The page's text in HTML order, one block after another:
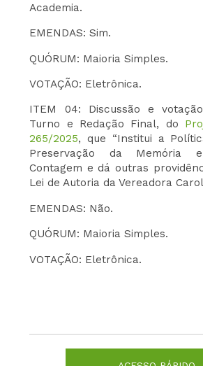
Academia.
EMENDAS: Sim.
QUÓRUM: Maioria Simples.
VOTAÇÃO: Eletrônica.
ITEM 04: Discussão e
Turno e Redação Final, do
265/2025, que “Institui a
Preservação da Memória
Contagem e dá outras
Lei de Autoria da Vereadora
EMENDAS: Não.
QUÓRUM: Maioria Simples.
VOTAÇÃO: Eletrônica.